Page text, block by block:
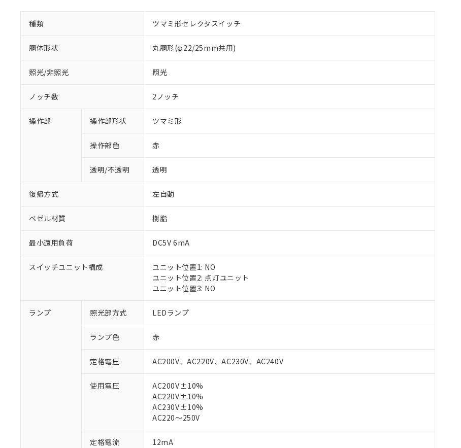
種類 ツマミ形セレクタスイッチ
胴体形状 丸胴形(φ22/25mm共用)
照光/非照光 照光
ノッチ数 2ノッチ
操作部 操作部形状 ツマミ形
操作部色 赤
透明/不透明 透明
復帰方式 左自動
ベゼル材質 樹脂
最小適用負荷 DC5V 6mA
スイッチユニット構成
ユニット位置1: NO
ユニット位置2: 点灯ユニット
ユニット位置3: NO
ランプ 照光部方式 LEDランプ
ランプ色 赤
定格電圧 AC200V、AC220V、AC230V、AC240V
使用電圧
AC200V±10%
AC220V±10%
AC230V±10%
AC220～250V
定格電流 12mA
ご利用条件
以下の条件をお読みいただき、同意のうえご利用ください。
※1 対応状況
対応済み：EU RoHS指令（10物質）の非含有に対応した製品が提供可能な商品です。
対応予定：EU RoHS指令（10物質）の非含有に対応した製品に切り替える予定のある商品
対応予定なし：EU RoHS指令（10物質）の非含有に非対応の商品で、対応品を出す予定
調査・確認中：EU RoHS指令（10物質）の非含有の対応状況を調査中または確認中の商品
非該当品：ライセンス料など無形物で、有害物質有無と関係のない商品です。
仕入先様の事情により、非含有部品としていたものが、含有品と判明した場合などやむを
があります。
鉛(Pb) 1000ppm以下、 水銀(Hg) 1000ppm以下、 カドミウム(Cd) 100ppm以下、
※1 中国RoHS○×表
「○」：最大均質材料含有率が中国RoHSの基準値以下であることを示します。
「×」：最大均質材料含有率が中国RoHSの基準値を超えていることを示します。
「－」：未確認です。当社販売部門へお問い合わせください。